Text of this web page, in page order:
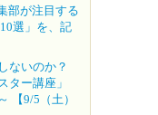
部が注目する
選」を、記
ないのか？
ター講座」
【9/5（土）